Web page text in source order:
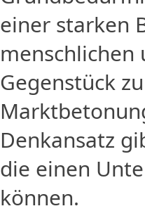
einer starken
menschlichen
Gegenstück
Denkansatz
die einen
können.